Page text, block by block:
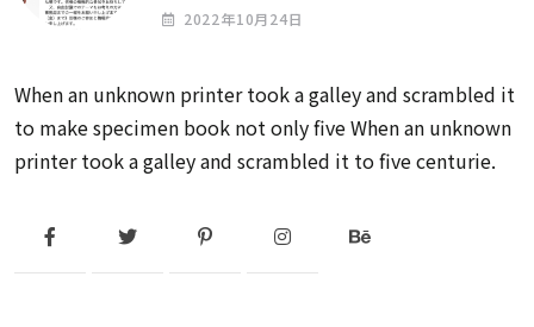
2022年10月24日
When an unknown printer took a galley and scrambled it
to make specimen book not only five When an unknown
printer took a galley and scrambled it to five centurie.